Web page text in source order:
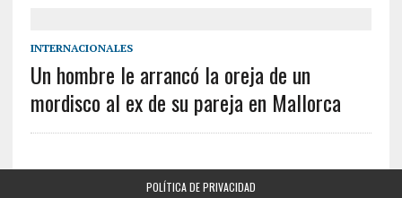
INTERNACIONALES
Un hombre le arrancó la oreja de un
mordisco al ex de su pareja en Mallorca
POLÍTICA DE PRIVACIDAD